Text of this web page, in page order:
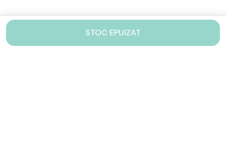
STOC EPUIZAT